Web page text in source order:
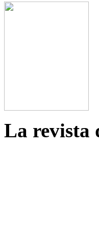
La revista